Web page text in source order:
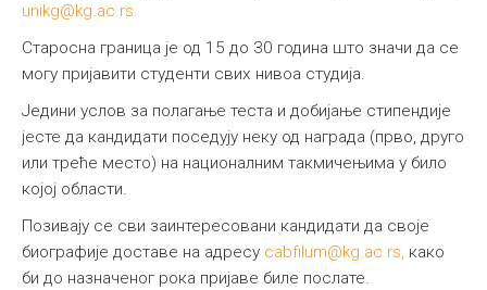
unikg@kg.ac.rs.
Старосна граница је од 15 до 30 година што значи да се
могу пријавити студенти свих нивоа студија.
Једини услов за полагање теста и добијање стипендије
јесте да кандидати поседују неку од награда (прво, друго
или треће место) на националним такмичењима у било
којој области.
Позивају се сви заинтересовани кандидати да своје
биографије доставе на адресу cabfilum@kg.ac.rs, како
би до назначеног рока пријаве биле послате.